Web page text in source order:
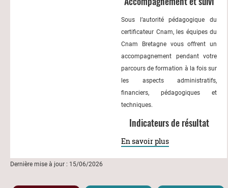
Sous l’autorité pédagogique du
certificateur Cnam, les équipes du
Cnam Bretagne vous offrent un
accompagnement pendant votre
parcours de formation à la fois sur
les aspects administratifs,
financiers, pédagogiques et
techniques.
Indicateurs de résultat
En savoir plus
Dernière mise à jour : 15/06/2026